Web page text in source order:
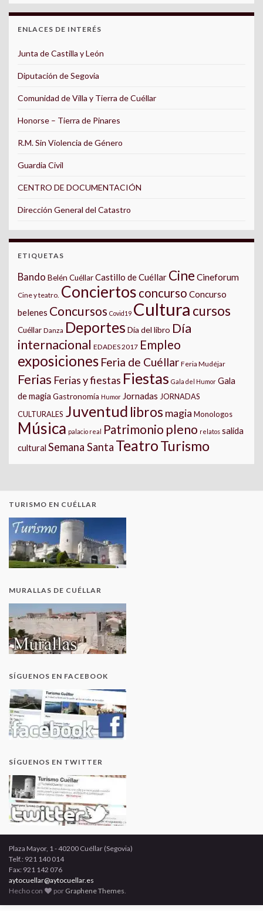
ENLACES DE INTERÉS
Junta de Castilla y León
Diputación de Segovia
Comunidad de Villa y Tierra de Cuéllar
Honorse – Tierra de Pinares
R.M. Sin Violencia de Género
Guardia Civil
CENTRO DE DOCUMENTACIÓN
Dirección General del Catastro
ETIQUETAS
Bando Belén CuéllarCastillo de Cuéllar Cine Cineforum
Cine y teatro. Conciertos concurso Concurso
belenes Concursos Covid19 Cultura cursos
Cuéllar Danza Deportes Día del libro Día
internacional EDADES 2017 Empleo
exposiciones Feria de Cuéllar Feria Mudéjar
Ferias Ferias y fiestas Fiestas Gala del Humor Gala
de magia Gastronomía Humor Jornadas JORNADAS
CULTURALES Juventud libros magia Monologos
Música palacio real Patrimonio pleno relatos salida
cultural Semana Santa TeatroTurismo
TURISMO EN CUÉLLAR
MURALLAS DE CUÉLLAR
SÍGUENOS EN FACEBOOK
SÍGUENOS EN TWITTER
Plaza Mayor, 1 - 40200 Cuéllar (Segovia)
Telf.: 921 140 014
Fax: 921 142 076
aytocuellar@aytocuellar.es
Hecho con
por Graphene Themes